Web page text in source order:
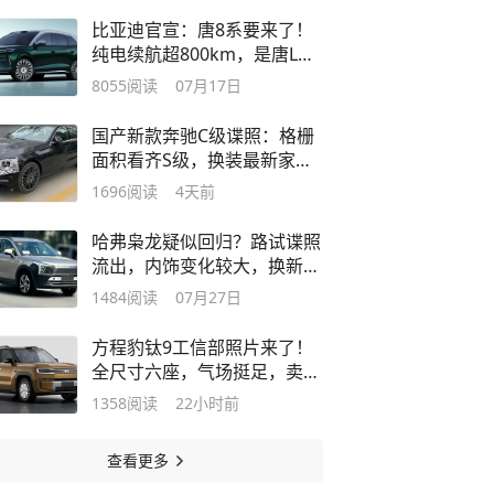
比亚迪官宣：唐8系要来了！
纯电续航超800km，是唐L的
继任者吗？
8055阅读 07月17日
国产新款奔驰C级谍照：格栅
面积看齐S级，换装最新家族
风格
1696阅读 4天前
哈弗枭龙疑似回归？路试谍照
流出，内饰变化较大，换新中
控屏
1484阅读 07月27日
方程豹钛9工信部照片来了！
全尺寸六座，气场挺足，卖多
少钱合适?
1358阅读 22小时前
查看更多